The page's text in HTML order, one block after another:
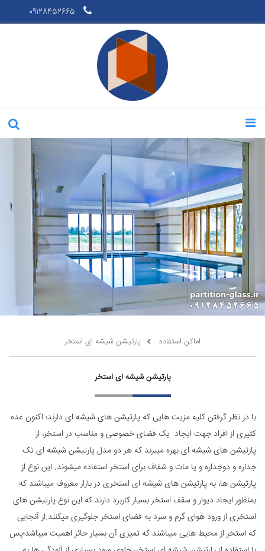
اماکن استفاده پارتیشن شیشه ای استخر
پارتیشن شیشه ای استخر
با در نظر گرفتن کلیه مزیت هایی که پارتیشن های شیشه ای دارند؛ اکنون عده
کثیری از افراد جهت ایجاد یک فضای خصوصی و مناسب در استخر، از
پارتیشن های شیشه ای بهره میبرند که هر دو مدل پارتیشن شیشه ای تک
جداره و دوجداره و یا مات و شفاف برای استخر استفاده میشوند. این نوع از
پارتیشن ها، به پارتیشن های شیشه ای استخری در بازار معروف میباشند که
بمنظور ایجاد دیوار و سقف استخر بسیار کاربرد دارند که این نوع پارتیشن های
استخری از ورود هوای گرم و سرد به فضای استخر جلوگیری میکنند.از آنجایی
که استخر از محیط هایی میباشند که تمیزی آن بسیار حائز اهمیت میباشد؛پس